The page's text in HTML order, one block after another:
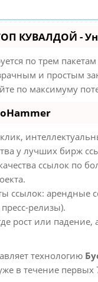
КУВАЛДОЙ -
по трем
и простым
по максимуму
у лучших бирж
ссылок по
ссылок: арендные
релизы).
рост или
технологию
в течение первых